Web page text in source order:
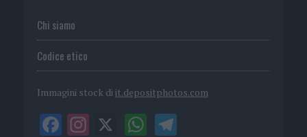
Chi siamo
Codice etico
Immagini stock di it.depositphotos.com